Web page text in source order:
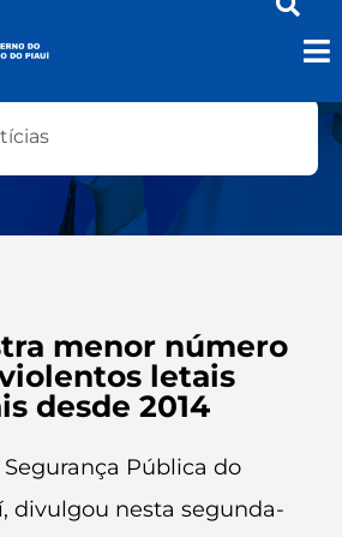
menor número
letais
desde 2014
Pública do
divulgou nesta segunda-